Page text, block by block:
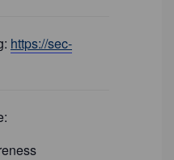
https://sec-